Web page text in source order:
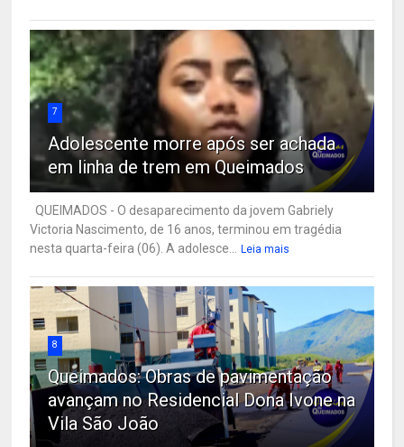
7
Adolescente morre após ser achada
em linha de trem em Queimados
QUEIMADOS - O desaparecimento da jovem Gabriely
Victoria Nascimento, de 16 anos, terminou em tragédia
nesta quarta-feira (06). A adolesce...
Leia mais
8
Queimados: Obras de pavimentação
avançam no Residencial Dona Ivone na
Vila São João